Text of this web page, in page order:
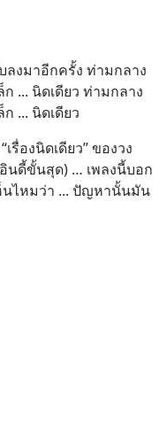
ลงมาอีกครั้ง ท่ามกลาง
... นิดเดียว ท่ามกลาง
... นิดเดียว
รื่องนิดเดียว” ของวง
นดี้ขั้นสุด) … เพลงนี้บอก
นไหมว่า ... ปัญหานั้นมัน